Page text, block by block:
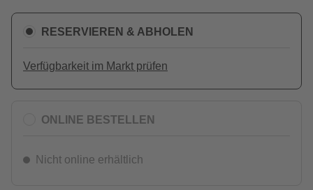
RESERVIEREN & ABHOLEN
Verfügbarkeit im Markt prüfen
ONLINE BESTELLEN
Nicht online erhältlich